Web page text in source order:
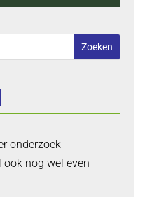
onderzoek
ook nog wel even